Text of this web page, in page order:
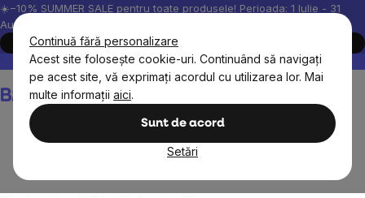
Continuă fără personalizare
Acest site folosește cookie-uri. Continuând să navigați
pe acest site, vă exprimați acordul cu utilizarea lor. Mai
multe informații aici.
Sunt de acord
Setări
Treci
la
conținut
☀️−10% SUMMER SALE pentru toate produsele! Perioada: 1 Iulie - 31
August, 2026.
Cumpără acum
Peste 200.000 de recenzii verificate
Produsele noastre sunt
Coş
de